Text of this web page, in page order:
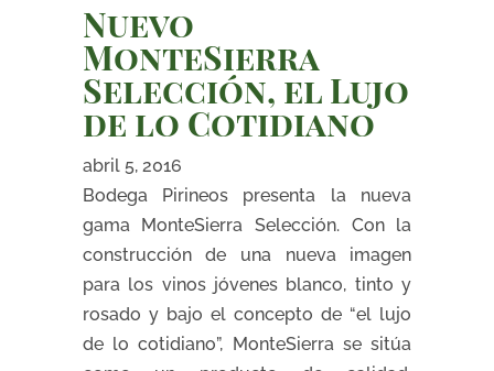
Nuevo
MonteSierra
Selección, el Lujo
de lo Cotidiano
abril 5, 2016
Bodega Pirineos presenta la nueva
gama MonteSierra Selección. Con la
construcción de una nueva imagen
para los vinos jóvenes blanco, tinto y
rosado y bajo el concepto de “el lujo
de lo cotidiano”, MonteSierra se sitúa